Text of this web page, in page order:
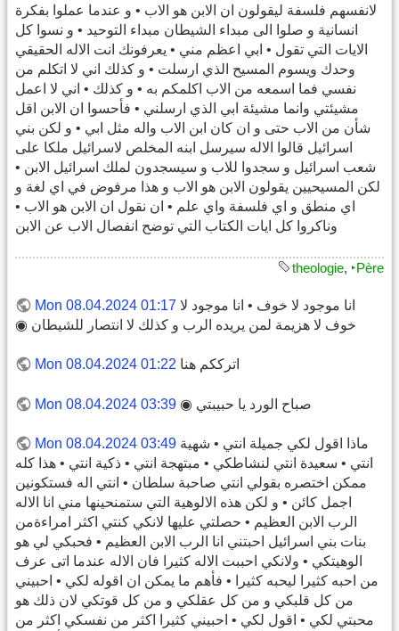
لانفسهم فلسفة ليقولون ان الابن هو الاب • و عندما عملوا بفكرة
انسانية و صلوا الى مبداء الشيطان مبداء التوحيد • و نسوا كل
الايات التي تقول • ابي اعظم مني • يعرفونك انت الاله الحقيقي
وحدك ويسوم المسيح الذي ارسلت • و كذلك اني لا اتكلم من
نفسي فما اسمعه من الاب اكلمكم به • و كذلك • اني لا اعمل
مشيئتي وانما مشيئة ابي الذي ارسلني • فأحسوا ان الابن اقل
شأن من الاب حتى و ان كان ابن الاب واله مثل ابي • و لكن بني
اسرائيل قالوا الاله سيرسل ابنه المخلص لاسرائيل ملكا على
شعب اسرائيل و سجدوا للاب و سيسجدون لملك اسرائيل الابن •
لكن المسيحيين يقولون الابن هو الاب و هذا مرفوض في اي لغة و
اي منطق و اي فلسفة واي علم • ان نقول ان الابن هو الاب •
وناكروا كل ايات الكتاب التي توضح انفصال الاب عن الابن
theologie, ‣Père
Mon 08.04.2024 01:17 انا موجود لا خوف • انا موجود لا
خوف لا هزيمة لمن يريده الرب و كذلك لا انتصار للشيطان ◉
Mon 08.04.2024 01:22 اترككم هنا
Mon 08.04.2024 03:39 صباح الورد يا حبيبتي ◉
Mon 08.04.2024 03:49 ماذا اقول لكي جميلة انتي • شهية
انتي • سعيدة انتي لنشاطكي • مبتهجة انتي • ذكية انتي • هذا كله
ممكن اختصره بقولي انتي صاحبة سلطان • انتي اله فستكونين
اجمل كائن • و لكن هذه الالوهية التي ستمنحينها مني انا الاله
الرب الابن العظيم • حصلتي عليها لانكي كنتي اكثر امراءةمن
بنات بني اسرائيل احبتني انا الرب الابن العظيم • فحبكي لي هو
الوهيتكي • ولانكي احببت الاله كثيرا فان الاله عندما اتى عرف
من احبه كثيرا ليحبه كثيرا • فأهم ما يمكن ان اقوله لكي • احبيني
من كل قلبكي و من كل عقلكي و من كل قوتكي لان ذلك هو
محبتي لكي • اقول لكي • احبيني كثيرا اكثر من نفسكي اكثر من